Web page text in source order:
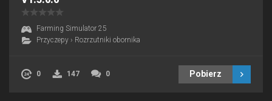
Farming Simulator 25
Przyczepy › Rozrzutniki obornika
0 147 0 Pobierz